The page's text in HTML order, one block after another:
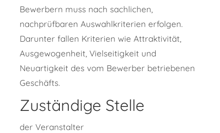
Bewerbern muss nach sachlichen,
nachprüfbaren Auswahlkriterien erfolgen.
Darunter fallen Kriterien wie Attraktivität,
Ausgewogenheit, Vielseitigkeit und
Neuartigkeit des vom Bewerber betriebenen
Geschäfts.
Zuständige Stelle
der Veranstalter